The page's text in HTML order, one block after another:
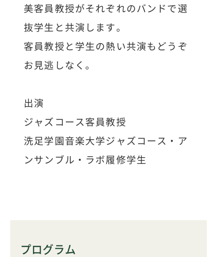
美客員教授がそれぞれのバンドで選
抜学生と共演します。
客員教授と学生の熱い共演もどうぞ
お見逃しなく。
出演
ジャズコース客員教授
洗足学園音楽大学ジャズコース・ア
ンサンブル・ラボ履修学生
プログラム